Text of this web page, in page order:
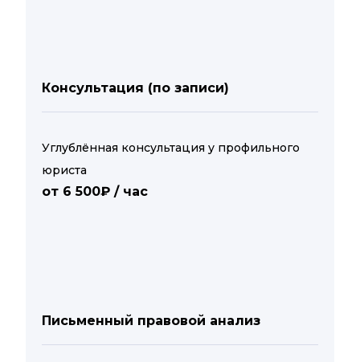
Консультация (по записи)
Углублённая консультация у профильного
юриста
от 6 500₽ / час
Письменный правовой анализ